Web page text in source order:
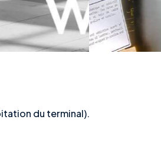
du terminal).